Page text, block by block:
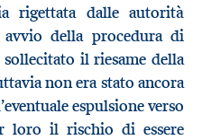
rigettata dalle autorità
avvio della procedura di
sollecitato il riesame della
non era stato ancora
espulsione verso
loro il rischio di essere